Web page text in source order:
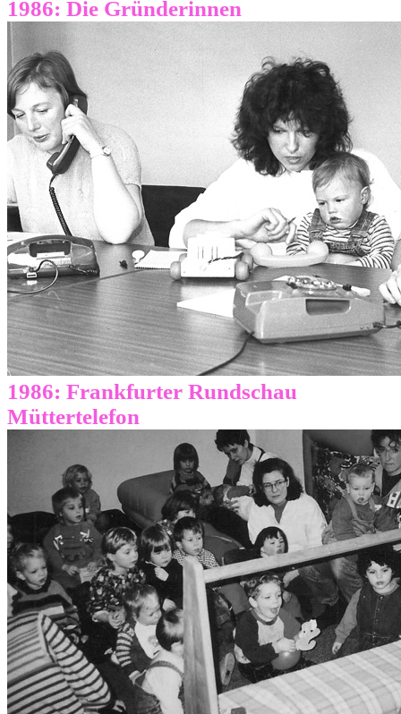
1986: Die Gründerinnen
1986: Frankfurter Rundschau
Müttertelefon